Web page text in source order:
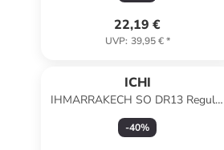
22,19 €
UVP: 39,95 €*
ICHI
IHMARRAKECH SO DR13 Regular
fit in Greenbriar
-40%